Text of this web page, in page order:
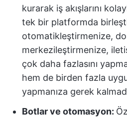
kurarak iş akışlarını
tek bir platformda
otomatikleştirmenize,
merkezileştirmenize,
çok daha fazlasını
hem de birden fazla
yapmanıza gerek
Botlar ve otomasyon: